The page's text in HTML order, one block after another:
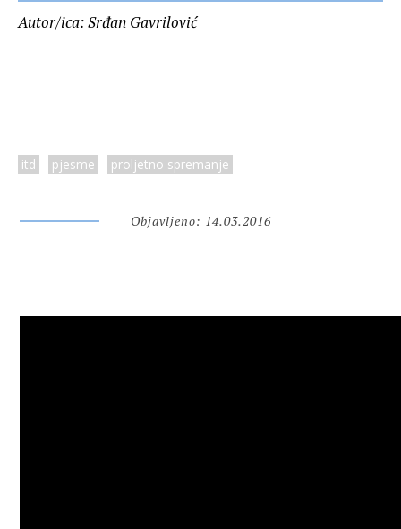
Autor/ica: Srđan Gavrilović
itd pjesme proljetno spremanje
Objavljeno: 14.03.2016